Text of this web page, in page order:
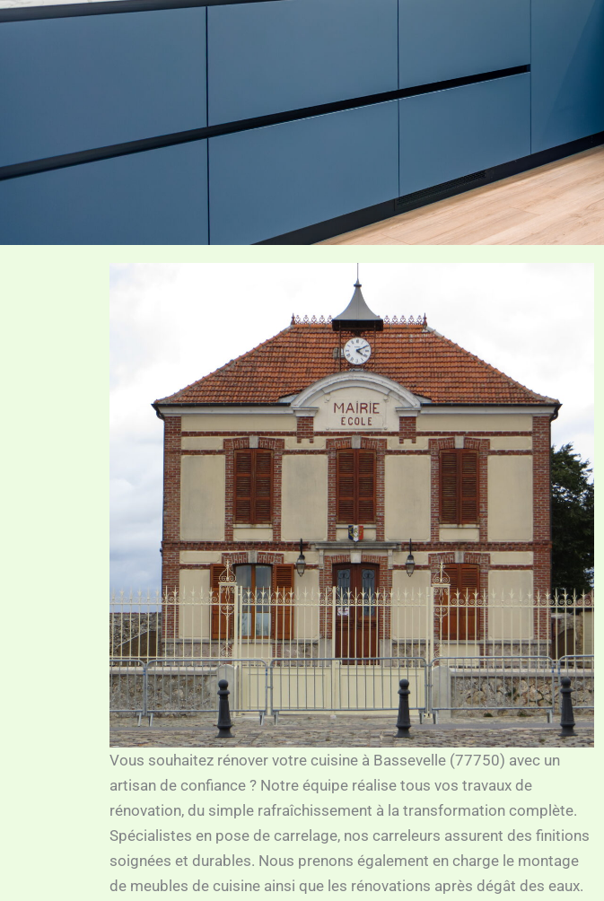
Vous souhaitez rénover votre cuisine à Bassevelle (77750) avec un
artisan de confiance ? Notre équipe réalise tous vos travaux de
rénovation, du simple rafraîchissement à la transformation complète.
Spécialistes en pose de carrelage, nos carreleurs assurent des finitions
soignées et durables. Nous prenons également en charge le montage
de meubles de cuisine ainsi que les rénovations après dégât des eaux.